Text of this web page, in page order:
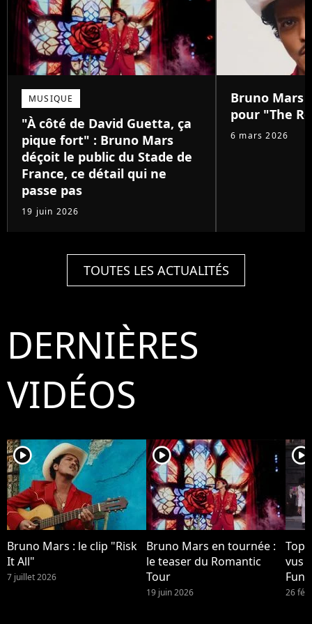
MUSIQUE
"À côté de David Guetta, ça
pique fort" : Bruno Mars
déçoit le public du Stade de
France, ce détail qui ne
passe pas
19 juin 2026
Bruno Mars
pour "The
6 mars 2026
TOUTES LES ACTUALITÉS
DERNIÈRES
VIDÉOS
player2
Bruno Mars : le clip "Risk
It All"
7 juillet 2026
player2
Bruno Mars en tournée :
le teaser du Romantic
Tour
19 juin 2026
player2
Top
vus
26